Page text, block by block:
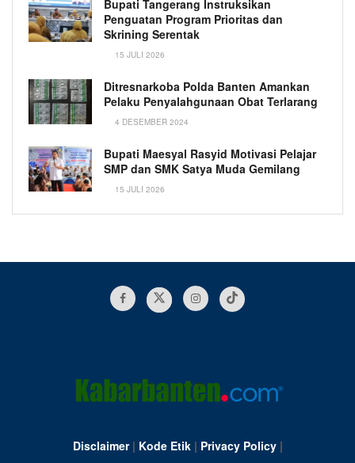
Bupati Tangerang Instruksikan
Penguatan Program Prioritas dan
Skrining Serentak
15 JULI 2026
Ditresnarkoba Polda Banten Amankan
Pelaku Penyalahgunaan Obat Terlarang
4 DESEMBER 2024
Bupati Maesyal Rasyid Motivasi Pelajar
SMP dan SMK Satya Muda Gemilang
15 JULI 2026
Disclaimer| Kode Etik| Privacy Policy|